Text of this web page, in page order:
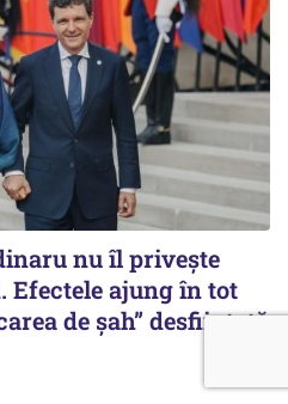
nu îl privește
Efectele ajung în tot
de șah” desființată